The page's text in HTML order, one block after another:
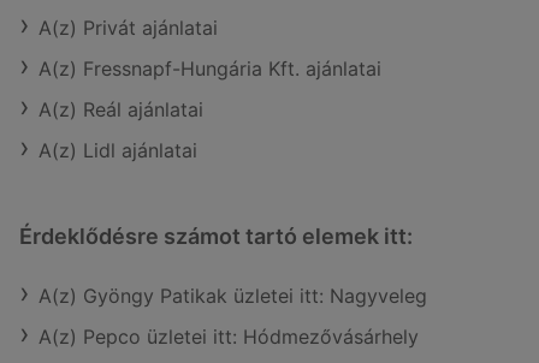
A(z) Privát ajánlatai
A(z) Fressnapf-Hungária Kft. ajánlatai
A(z) Reál ajánlatai
A(z) Lidl ajánlatai
Érdeklődésre számot tartó elemek itt:
A(z) Gyöngy Patikak üzletei itt: Nagyveleg
A(z) Pepco üzletei itt: Hódmezővásárhely